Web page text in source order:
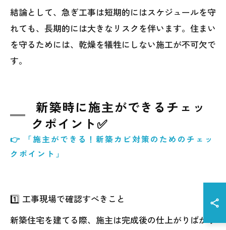
結論として、急ぎ工事は短期的にはスケジュールを守
れても、長期的には大きなリスクを伴います。住まい
を守るためには、乾燥を犠牲にしない施工が不可欠で
す。
新築時に施主ができるチェッ
クポイント✅
👉 「施主ができる！新築カビ対策のためのチェッ
クポイント」
1️⃣ 工事現場で確認すべきこと
新築住宅を建てる際、施主は完成後の仕上がりばかり